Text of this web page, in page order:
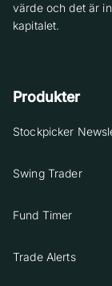
värde och det är
kapitalet.
Produkter
Stockpicker
Swing Trader
Fund Timer
Trade Alerts